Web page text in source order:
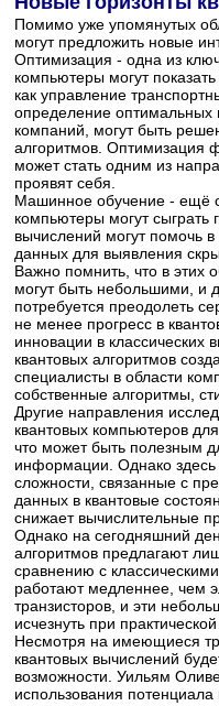
Помимо уже упомянутых
могут предложить новые
Оптимизация - одна из
компьютеры могут
как управление
определение оптимальных
компаний, могут быть
алгоритмов. Оптимизация
может стать одним из
проявят себя.
Машинное обучение - ещё
компьютеры могут сыграть
вычислений могут помочь
данных для выявления
Важно помнить, что в этих
могут быть небольшими, и
потребуется преодолеть
не менее прогресс в
инновации в классических
квантовых алгоритмов
специалисты в области
собственные алгоритмы,
Другие направления
квантовых компьютеров
что может быть полезным
информации. Однако
сложности, связанные с
данных в квантовые
снижает вычислительные
Однако на сегодняшний
алгоритмов предлагают
сравнению с
работают медленнее, чем
транзисторов, и эти
исчезнуть при
Несмотря на имеющиеся
квантовых вычислений
возможности. Уильям
использования